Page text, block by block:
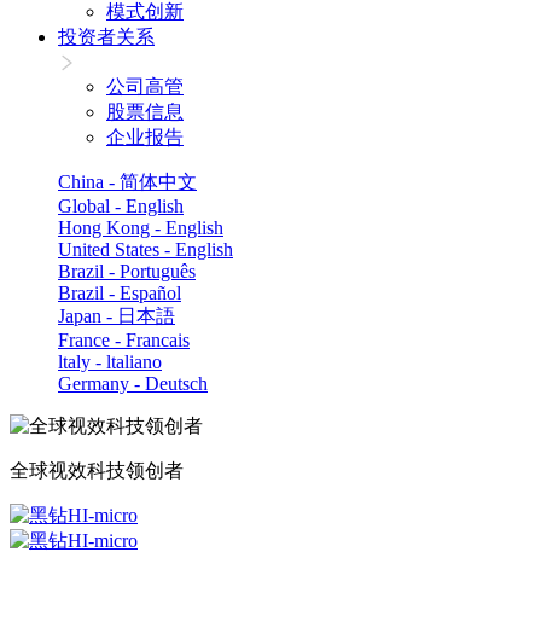
模式创新
投资者关系
公司高管
股票信息
企业报告
China - 简体中文
Global - English
Hong Kong - English
United States - English
Brazil - Português
Brazil - Español
Japan - 日本語
France - Francais
ltaly - ltaliano
Germany - Deutsch
全球视效科技领创者